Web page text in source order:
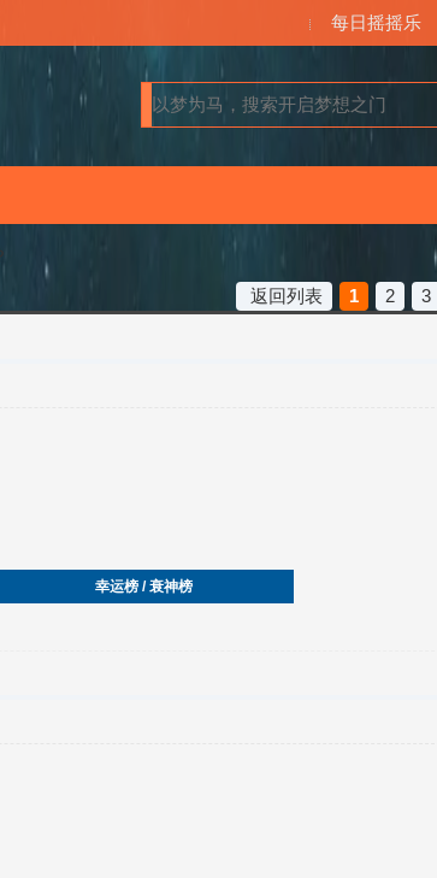
每日摇摇乐
1
2 3
返回列表
幸运榜 / 衰神榜